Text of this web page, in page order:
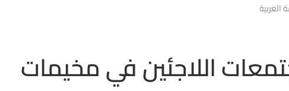
اللاجئين في مخيمات